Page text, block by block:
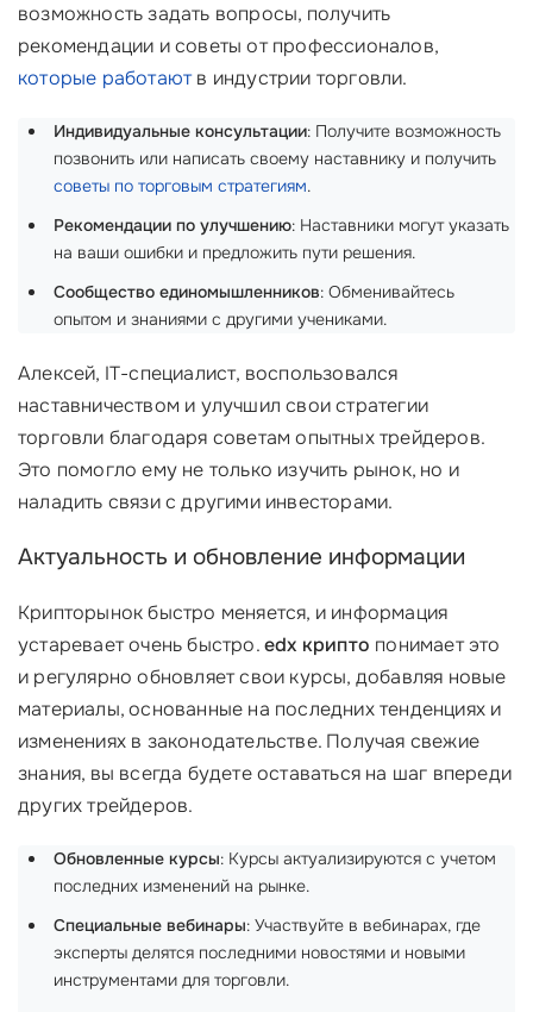
возможность задать вопросы, получить
рекомендации и советы от профессионалов,
которые работаютв индустрии торговли.
Индивидуальные консультации: Получите возможность
позвонить или написать своему наставнику и получить
советы по торговым стратегиям.
Рекомендации по улучшению: Наставники могут указать
на ваши ошибки и предложить пути решения.
Сообщество единомышленников: Обменивайтесь
опытом и знаниями с другими учениками.
Алексей, IT-специалист, воспользовался
наставничеством и улучшил свои стратегии
торговли благодаря советам опытных трейдеров.
Это помогло ему не только изучить рынок, но и
наладить связи с другими инвесторами.
Актуальность и обновление информации
Крипторынок быстро меняется, и информация
устаревает очень быстро.edx крипто понимает это
и регулярно обновляет свои курсы, добавляя новые
материалы, основанные на последних тенденциях и
изменениях в законодательстве. Получая свежие
знания, вы всегда будете оставаться на шаг впереди
других трейдеров.
Обновленные курсы: Курсы актуализируются с учетом
последних изменений на рынке.
Специальные вебинары: Участвуйте в вебинарах, где
эксперты делятся последними новостями и новыми
инструментами для торговли.